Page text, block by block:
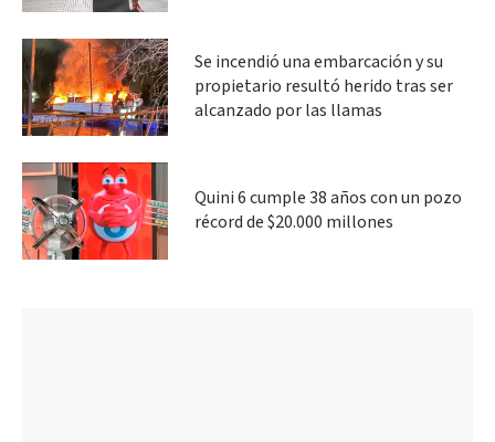
Se incendió una embarcación y su
propietario resultó herido tras ser
alcanzado por las llamas
Quini 6 cumple 38 años con un pozo
récord de $20.000 millones